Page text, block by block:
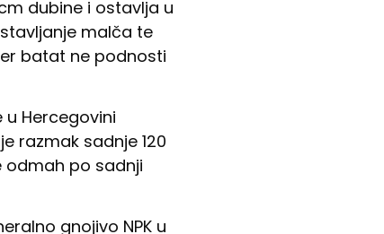
dubine i ostavlja u
malča te
batat ne podnosti
Hercegovini
razmak sadnje 120
odmah po sadnji
gnojivo NPK u